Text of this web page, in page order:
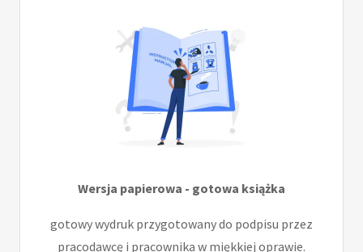
Wersja papierowa - gotowa książka
gotowy wydruk przygotowany do podpisu przez
pracodawcę i pracownika w miękkiej oprawie.